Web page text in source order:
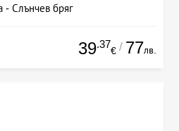
- Слънчев бряг
39.37
€ / 77лв.